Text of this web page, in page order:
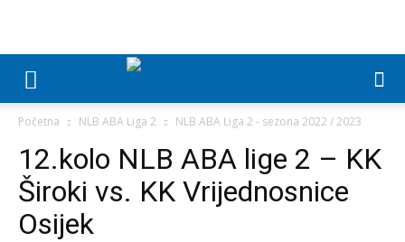
Početna NLB ABA Liga 2 NLB ABA Liga 2 - sezona 2022 / 2023
12.kolo NLB ABA lige 2 – KK
Široki vs. KK Vrijednosnice
Osijek